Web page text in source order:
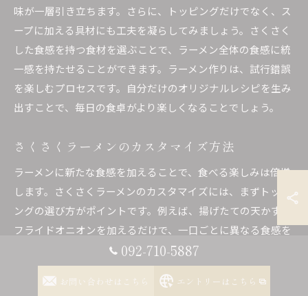
味が一層引き立ちます。さらに、トッピングだけでなく、ス
ープに加える具材にも工夫を凝らしてみましょう。さくさく
した食感を持つ食材を選ぶことで、ラーメン全体の食感に統
一感を持たせることができます。ラーメン作りは、試行錯誤
を楽しむプロセスです。自分だけのオリジナルレシピを生み
出すことで、毎日の食卓がより楽しくなることでしょう。
さくさくラーメンのカスタマイズ方法
ラーメンに新たな食感を加えることで、食べる楽しみは倍増
します。さくさくラーメンのカスタマイズには、まずトッピ
ングの選び方がポイントです。例えば、揚げたての天かすや
フライドオニオンを加えるだけで、一口ごとに異なる食感を
楽しむことができます。また、鶏皮や海苔をパリパリに焼い
て乗せるのもおすすめです。これらのトッピングは、スープ
の旨味を引き立たせるだけでなく、見た目にも華やかさをプ
092-710-5887
お問い合わせはこちら エントリーはこちら